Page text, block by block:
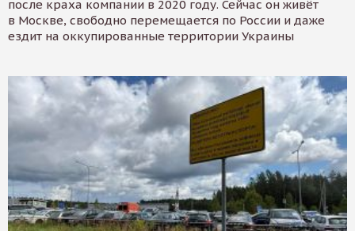
после краха компании в 2020 году. Сейчас он живёт
в Москве, свободно перемещается по России и даже
ездит на оккупированные территории Украины